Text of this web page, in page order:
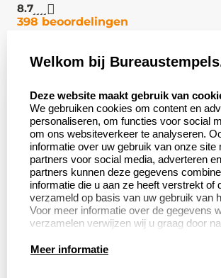
8.7
398 beoordelingen
Klantenservice:
Contact
Veel gestelde vragen
Retourneren
Herroepingsrecht
worden
Productinformatie:
Aanleverspecificaties
Welkom bij
Deze website maakt gebruik van
We gebruiken cookies om content en
personaliseren, om functies voor social
om ons websiteverkeer te analyseren.
informatie over uw gebruik van onze site
partners voor social media, adverteren
partners kunnen deze gegevens
informatie die u aan ze heeft verstrekt of
verzameld op basis van uw gebruik van
Voor meer informatie over de gegevens
verzamelen verwijzen wij u graag door
Meer informatie